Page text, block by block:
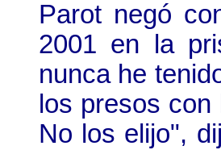
Parot negó
2001 en la
nunca he
los presos
No los elijo",